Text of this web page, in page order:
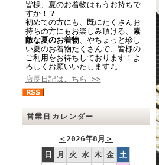
皆様、夏のお着物はもうお持ちで
すか！？
初めての方にも、既にたくさんお
持ちの方にもお楽しみ頂ける、 素
敵な夏のお着物、やちょっと珍し
い夏のお着物たくさんで、皆様の
ご利用をお待ちしております！よ
ろしくお願いいたします♪。
店長日記はこちら >>
営業日カレンダー
＜2026年8月 ＞
日
月 火 水 木 金 土